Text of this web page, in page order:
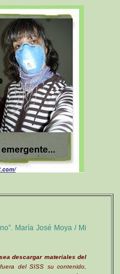
María José Moya / Mi
descargar materiales del
del SISS su contenido,